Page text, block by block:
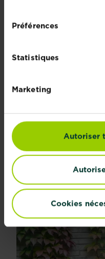
Préférences
Statistiques
Marketing
Autoriser
Cookies